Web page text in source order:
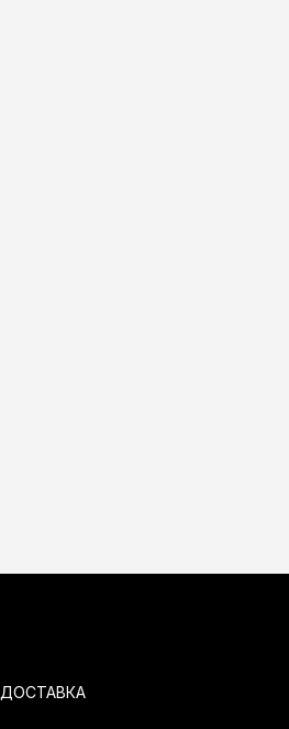
ДОСТАВКА